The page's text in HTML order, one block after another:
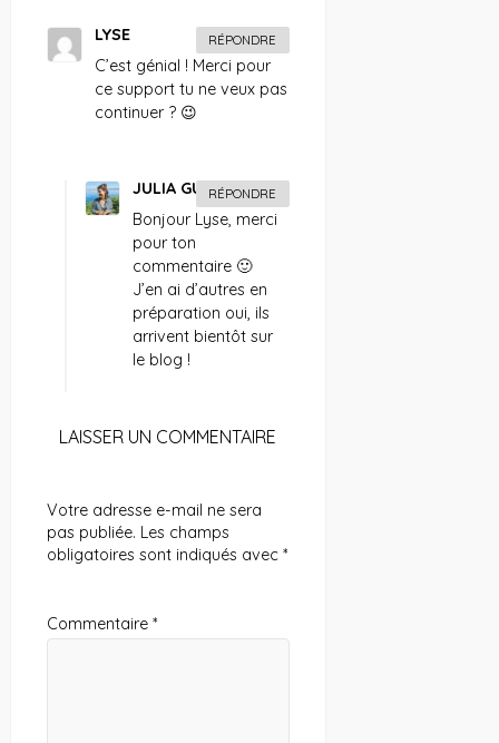
LYSE
C’est génial ! Merci pour
ce support tu ne veux pas
continuer ? 😉
RÉPONDRE
JULIA GUERBOIS
Bonjour Lyse, merci
pour ton
commentaire 🙂
J’en ai d’autres en
préparation oui, ils
arrivent bientôt sur
le blog !
RÉPONDRE
LAISSER UN COMMENTAIRE
Votre adresse e-mail ne sera
pas publiée. Les champs
obligatoires sont indiqués avec *
Commentaire *